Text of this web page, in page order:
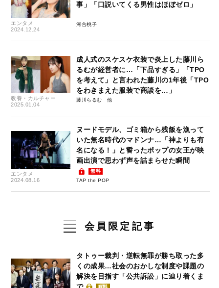
エンタメ
2024.12.24
事」「口説いてくる男性はほぼゼロ」
河合桃子
教養・カルチャー
2025.01.04
成人式のスケスケ衣装で炎上した藤川ら
るむが経営者に…「下品すぎる」「TPO
を考えて」と言われた藤川の1年後「TPO
をわきまえた服装で商談を…」
藤川らるむ
エンタメ
2024.08.16
ヌードモデル、ゴミ箱から残飯を漁って
いた無名時代のマドンナ…「神よりも有
名になる！」と誓ったポップの女王が映
画出演で思わず声を詰まらせた瞬間
無料
TAP the POP
会員限定記事
タトゥー裁判・逆転無罪が勝ち取った多
くの成果…社会のおかしな制度や課題の
解決を目指す「公共訴訟」に辿り着くま
で
有料